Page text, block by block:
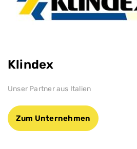
Klindex
Unser Partner aus Italien
Zum Unternehmen